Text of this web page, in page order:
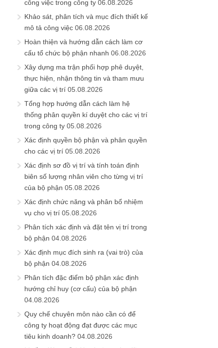
công việc trong công ty 06.08.2026
Khảo sát, phân tích và mục đích thiết kế
mô tả công việc 06.08.2026
Hoàn thiện và hướng dẫn cách làm cơ
cấu tổ chức bộ phận nhanh 06.08.2026
Xây dựng ma trận phối hợp phê duyệt,
thực hiện, nhận thông tin và tham mưu
giữa các vị trí 05.08.2026
Tổng hợp hướng dẫn cách làm hệ
thống phân quyền kí duyệt cho các vị trí
trong công ty 05.08.2026
Xác định quyền bộ phận và phân quyền
cho các vị trí 05.08.2026
Xác định sơ đồ vị trí và tính toán định
biên số lượng nhân viên cho từng vị trí
của bộ phận 05.08.2026
Xác định chức năng và phân bổ nhiệm
vụ cho vị trí 05.08.2026
Phân tích xác định và đặt tên vị trí trong
bộ phận 04.08.2026
Xác định mục đích sinh ra (vai trò) của
bộ phận 04.08.2026
Phân tích đặc điểm bộ phận xác định
hướng chỉ huy (cơ cấu) của bộ phận
04.08.2026
Quy chế chuyên môn nào cần có để
công ty hoạt động đạt được các mục
tiêu kinh doanh? 04.08.2026